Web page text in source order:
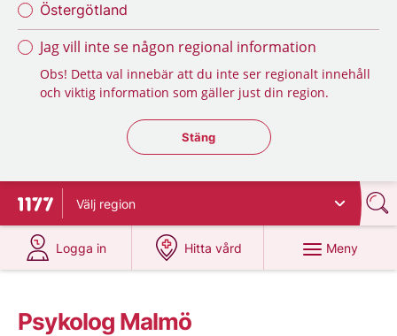
Östergötland
Jag vill inte se någon regional information
Obs! Detta val innebär att du inte ser regionalt innehåll
och viktig information som gäller just din region.
Stäng regionsväljaren
Stäng
Till startsidan för 1177
Välj region
Logga in
på 1177.se
Hitta vård
på 1177.se
Meny
Psykolog Malmö